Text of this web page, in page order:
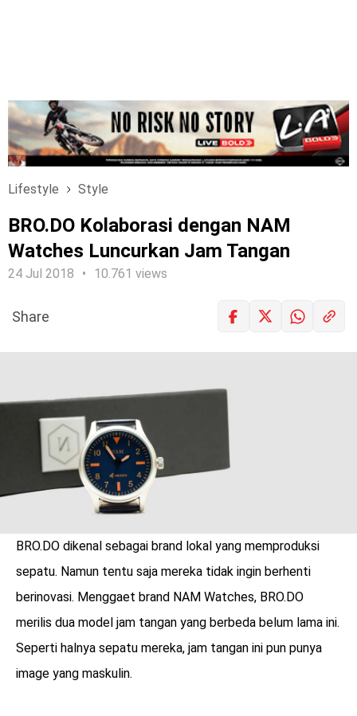
Lifestyle Style
BRO.DO Kolaborasi dengan NAM
Watches Luncurkan Jam Tangan
24 Jul 2018 10.761 views
benefit
menarik
Share
BRO.DO dikenal sebagai brand lokal yang memproduksi
sepatu. Namun tentu saja mereka tidak ingin berhenti
berinovasi. Menggaet brand NAM Watches, BRO.DO
merilis dua model jam tangan yang berbeda belum lama ini.
Seperti halnya sepatu mereka, jam tangan ini pun punya
image yang maskulin.